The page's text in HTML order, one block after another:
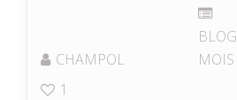
CHAMPOL
BLOG
MOIS
1